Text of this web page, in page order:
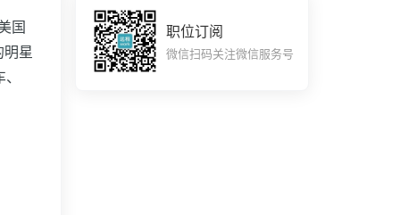
国
星
职位订阅
微信扫码关注微信服务号